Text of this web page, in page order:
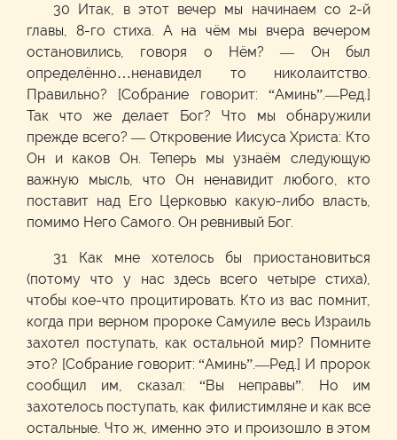
30 Итак, в этот вечер мы начинаем со 2-й
главы, 8-го стиха. А на чём мы вчера вечером
остановились, говоря о Нём? — Он был
определённо…ненавидел то николаитство.
Правильно? [Собрание говорит: “Аминь”.—Ред.]
Так что же делает Бог? Что мы обнаружили
прежде всего? — Откровение Иисуса Христа: Кто
Он и каков Он. Теперь мы узнаём следующую
важную мысль, что Он ненавидит любого, кто
поставит над Его Церковью какую-либо власть,
помимо Него Самого. Он ревнивый Бог.
31 Как мне хотелось бы приостановиться
(потому что у нас здесь всего четыре стиха),
чтобы кое-что процитировать. Кто из вас помнит,
когда при верном пророке Самуиле весь Израиль
захотел поступать, как остальной мир? Помните
это? [Собрание говорит: “Аминь”.—Ред.] И пророк
сообщил им, сказал: “Вы неправы”. Но им
захотелось поступать, как филистимляне и как все
остальные. Что ж, именно это и произошло в этом